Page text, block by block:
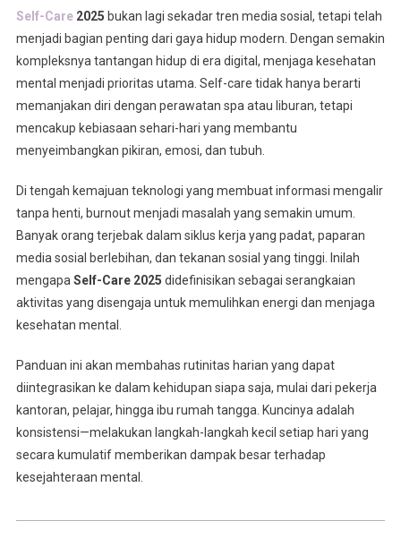
Self-Care2025 bukan lagi sekadar tren media sosial, tetapi telah
menjadi bagian penting dari gaya hidup modern. Dengan semakin
kompleksnya tantangan hidup di era digital, menjaga kesehatan
mental menjadi prioritas utama. Self-care tidak hanya berarti
memanjakan diri dengan perawatan spa atau liburan, tetapi
mencakup kebiasaan sehari-hari yang membantu
menyeimbangkan pikiran, emosi, dan tubuh.
Di tengah kemajuan teknologi yang membuat informasi mengalir
tanpa henti, burnout menjadi masalah yang semakin umum.
Banyak orang terjebak dalam siklus kerja yang padat, paparan
media sosial berlebihan, dan tekanan sosial yang tinggi. Inilah
mengapa Self-Care 2025 didefinisikan sebagai serangkaian
aktivitas yang disengaja untuk memulihkan energi dan menjaga
kesehatan mental.
Panduan ini akan membahas rutinitas harian yang dapat
diintegrasikan ke dalam kehidupan siapa saja, mulai dari pekerja
kantoran, pelajar, hingga ibu rumah tangga. Kuncinya adalah
konsistensi—melakukan langkah-langkah kecil setiap hari yang
secara kumulatif memberikan dampak besar terhadap
kesejahteraan mental.